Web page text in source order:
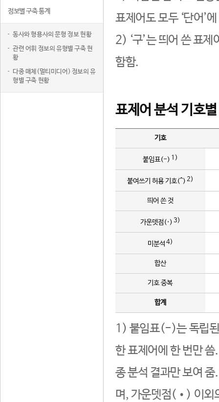
정보별 구축 통계
동사와 형용사의 문형 정보 현황
관련 어휘 정보의 유형별 구축 현
황
다중 매체(멀티미디어) 정보의 유
형별 구축 현황
표제어도 모두 ‘단어’
2) ‘구’는 띄어 쓴 표
함함.
표제어 분석 기호
기호
붙임표(-) 1)
붙여쓰기 허용 기호(^) 2)
띄어 쓴 것
가운뎃점(·) 3)
미분석 4)
합산
기호 중복
합계
1) 붙임표(-)는 독립된
한 표제어에 한 번만
종 분석 결과만 보여
며, 가운뎃점(•) 이외